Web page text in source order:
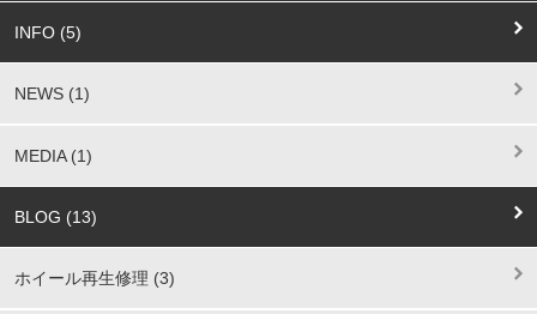
INFO (5)
NEWS (1)
MEDIA (1)
BLOG (13)
ホイール再生修理 (3)